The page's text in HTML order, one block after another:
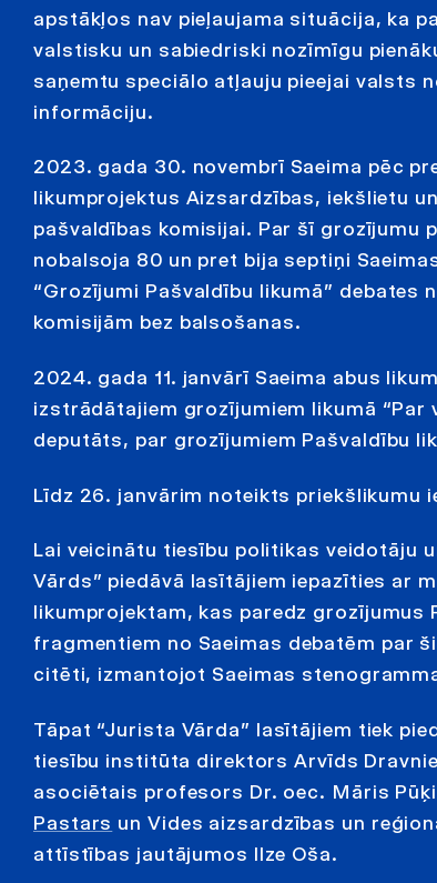
apstākļos nav pieļaujama situācija, ka
valstisku un sabiedriski nozīmīgu
saņemtu speciālo atļauju pieejai valsts
informāciju.
2023. gada 30. novembrī Saeima pēc
likumprojektus Aizsardzības, iekšlietu
pašvaldības komisijai. Par šī grozījumu
nobalsoja 80 un pret bija septiņi
“Grozījumi Pašvaldību likumā”
komisijām bez balsošanas.
2024. gada 11. janvārī Saeima abus
izstrādātajiem grozījumiem likumā
deputāts, par grozījumiem Pašvaldību
Līdz 26. janvārim noteikts priekšlikumu
Lai veicinātu tiesību politikas veidotāju
Vārds” piedāvā lasītājiem iepazīties ar
likumprojektam, kas paredz
fragmentiem no Saeimas debatēm par
citēti, izmantojot Saeimas
Tāpat “Jurista Vārda” lasītājiem tiek
tiesību institūta direktors Arvīds
asociētais profesors Dr. oec. Māris
Pastars un Vides aizsar­dzības un
attīstības jautājumos Ilze Oša.